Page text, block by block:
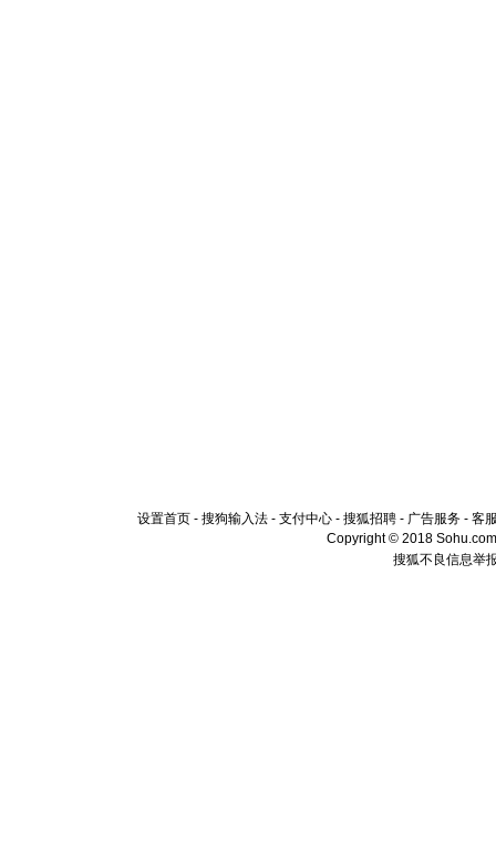
设置首页 - 搜狗输入法 - 支付中心 - 搜狐招聘 - 广告服务 - 客
Copyright © 2018
搜狐不良信息举